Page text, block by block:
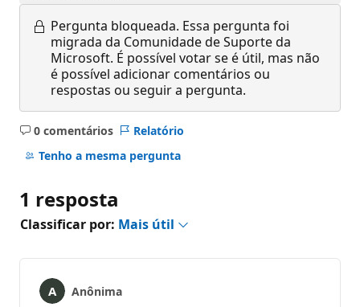
Pergunta bloqueada. Essa pergunta foi
migrada da Comunidade de Suporte da
Microsoft. É possível votar se é útil, mas não
é possível adicionar comentários ou
respostas ou seguir a pergunta.
0 comentários
Sem
comentários
Relatório
Tenho a mesma pergunta
1 resposta
Classificar por: Mais útil
Anônima